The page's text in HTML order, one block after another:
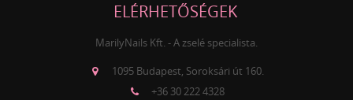
ELÉRHETŐSÉGEK
MarilyNails Kft. - A zselé specialista.
1095 Budapest, Soroksári út 160.
+36 30 222 4328